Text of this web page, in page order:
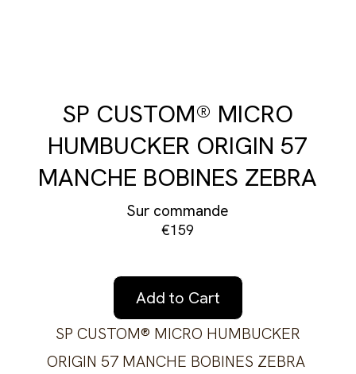
SP CUSTOM® MICRO
HUMBUCKER ORIGIN 57
MANCHE BOBINES ZEBRA
Sur commande
€159
Add to Cart
SP CUSTOM® MICRO HUMBUCKER
ORIGIN 57 MANCHE BOBINES ZEBRA